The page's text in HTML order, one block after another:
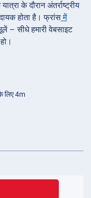
के दौरान अंतर्राष्ट्रीय
होता है। फ्रांसमें
– सीधे हमारी वेबसाइट
लिए 4m